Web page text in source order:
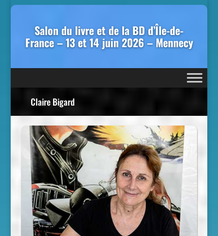
Salon du livre et de la BD d’Île-de-
France – 13 et 14 juin 2026 – Mennecy
Claire Bigard